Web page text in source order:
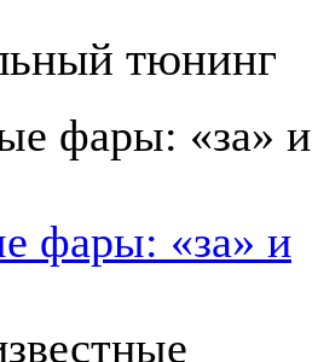
тюнинг
фары: «за» и